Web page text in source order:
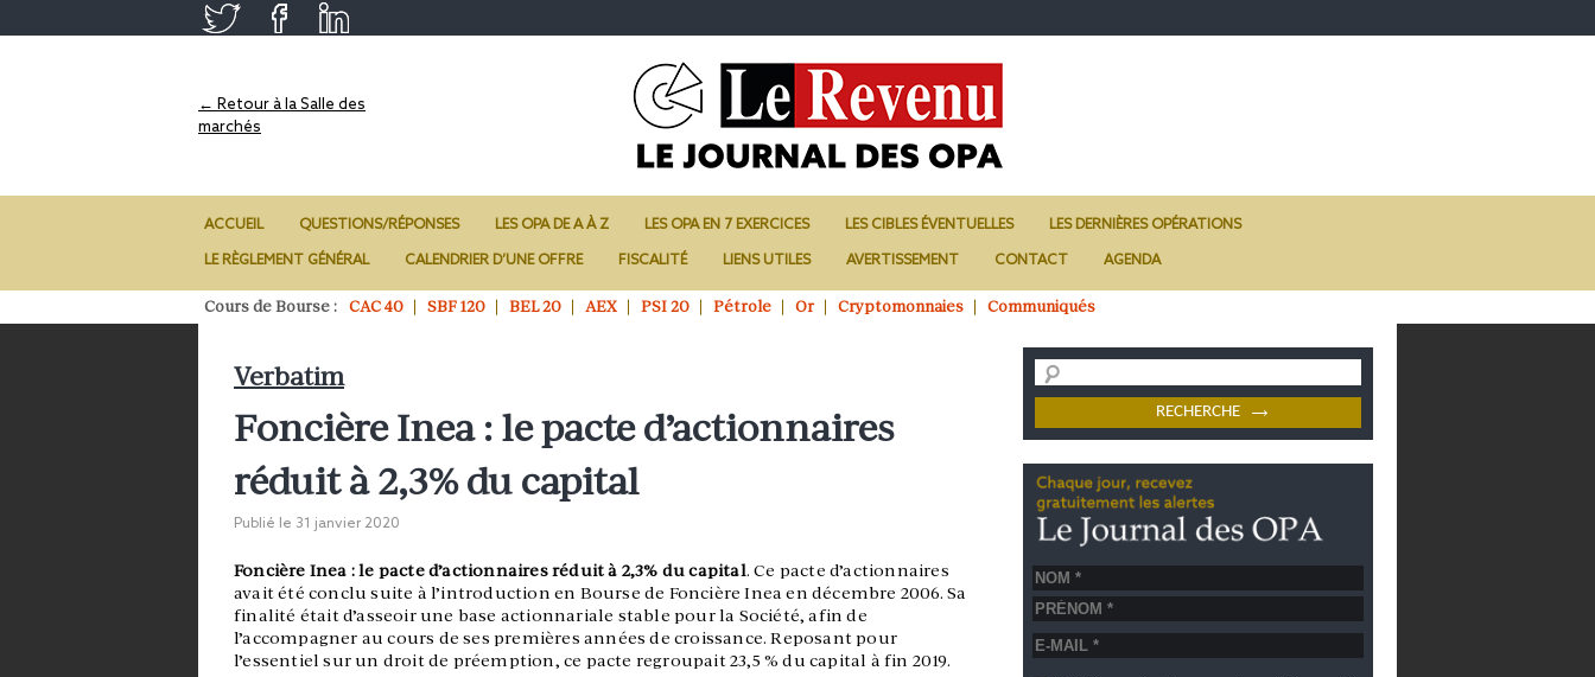
← Retour à la Salle des
marchés
ACCUEIL QUESTIONS/RÉPONSES LES OPA DE A À Z LES OPA EN 7 EXERCICES LES CIBLES ÉVENTUELLES LES DERNIÈRES OPÉRATIONS
LE RÈGLEMENT GÉNÉRAL CALENDRIER D’UNE OFFRE FISCALITÉ LIENS UTILES AVERTISSEMENT CONTACT AGENDA
Cours de Bourse : CAC 40 SBF 120 BEL 20 AEX PSI 20 Pétrole Or Cryptomonnaies Communiqués
Verbatim
Foncière Inea : le pacte d’actionnaires
réduit à 2,3% du capital
Publié le 31 janvier 2020
Foncière Inea : le pacte d’actionnaires réduit à 2,3% du capital. Ce pacte d’actionnaires
avait été conclu suite à l’introduction en Bourse de Foncière Inea en décembre 2006. Sa
finalité était d’asseoir une base actionnariale stable pour la Société, afin de
l’accompagner au cours de ses premières années de croissance. Reposant pour
l’essentiel sur un droit de préemption, ce pacte regroupait 23,5 % du capital à fin 2019.